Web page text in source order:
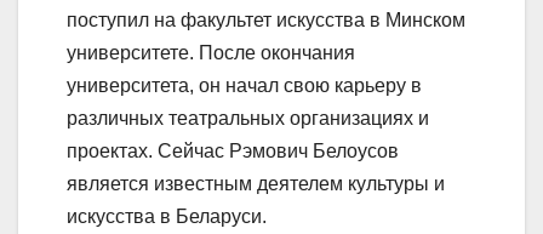
поступил на факультет искусства в Минском
университете. После окончания
университета, он начал свою карьеру в
различных театральных организациях и
проектах. Сейчас Рэмович Белоусов
является известным деятелем культуры и
искусства в Беларуси.